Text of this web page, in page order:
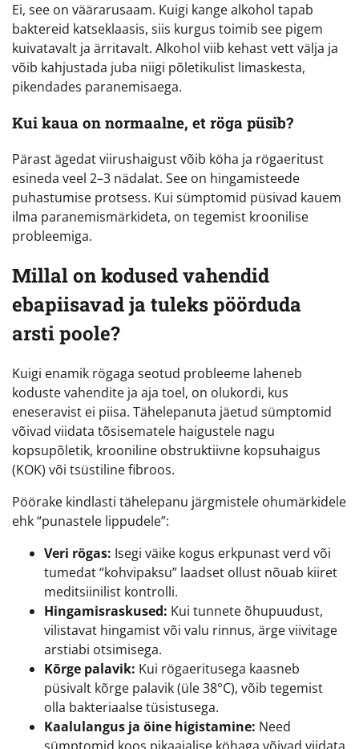
Ei, see on väärarusaam. Kuigi kange alkohol tapab
baktereid katseklaasis, siis kurgus toimib see pigem
kuivatavalt ja ärritavalt. Alkohol viib kehast vett välja ja
võib kahjustada juba niigi põletikulist limaskesta,
pikendades paranemisaega.
Kui kaua on normaalne, et röga püsib?
Pärast ägedat viirushaigust võib köha ja rögaeritust
esineda veel 2–3 nädalat. See on hingamisteede
puhastumise protsess. Kui sümptomid püsivad kauem
ilma paranemismärkideta, on tegemist kroonilise
probleemiga.
Millal on kodused vahendid
ebapiisavad ja tuleks pöörduda
arsti poole?
Kuigi enamik rögaga seotud probleeme laheneb
koduste vahendite ja aja toel, on olukordi, kus
eneseravist ei piisa. Tähelepanuta jäetud sümptomid
võivad viidata tõsisematele haigustele nagu
kopsupõletik, krooniline obstruktiivne kopsuhaigus
(KOK) või tsüstiline fibroos.
Pöörake kindlasti tähelepanu järgmistele ohumärkidele
ehk “punastele lippudele”:
Veri rögas: Isegi väike kogus erkpunast verd või
tumedat “kohvipaksu” laadset ollust nõuab kiiret
meditsiinilist kontrolli.
Hingamisraskused: Kui tunnete õhupuudust,
vilistavat hingamist või valu rinnus, ärge viivitage
arstiabi otsimisega.
Kõrge palavik: Kui rögaeritusega kaasneb
püsivalt kõrge palavik (üle 38°C), võib tegemist
olla bakteriaalse tüsistusega.
Kaalulangus ja öine higistamine: Need